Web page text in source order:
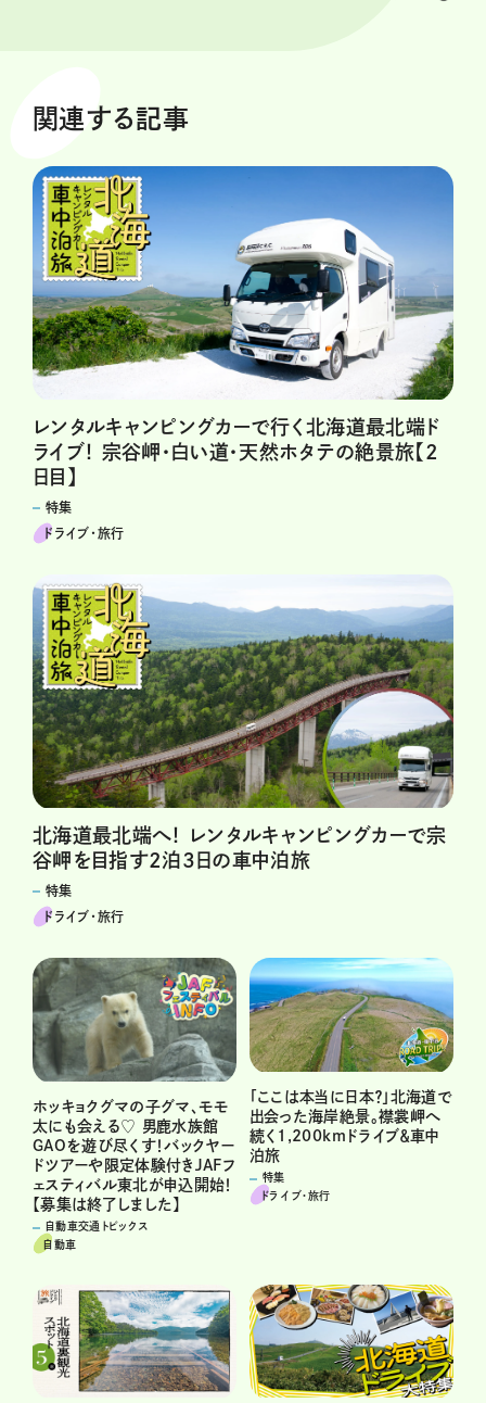
関連する記事
レンタルキャンピングカーで行く北海道最北端ド
ライブ！ 宗谷岬・白い道・天然ホタテの絶景旅【2
日目】
特集
ドライブ･旅行
北海道最北端へ！ レンタルキャンピングカーで宗
谷岬を目指す2泊3日の車中泊旅
特集
ドライブ･旅行
ホッキョクグマの子グマ、モモ
太にも会える♡ 男鹿水族館
GAOを遊び尽くす！バックヤー
ドツアーや限定体験付きJAFフ
ェスティバル東北が申込開始！
【募集は終了しました】
自動車交通トピックス
自動車
「ここは本当に日本？」北海道で
出会った海岸絶景。襟裳岬へ
続く1,200kmドライブ＆車中
泊旅
特集
ドライブ･旅行